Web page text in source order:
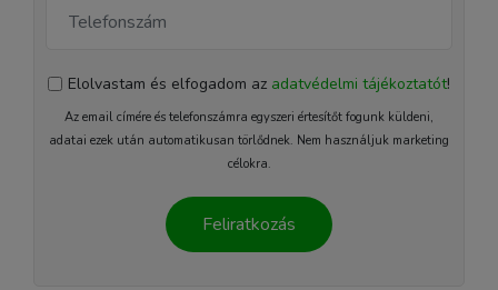
Elolvastam és elfogadom az adatvédelmi tájékoztatót!
Az email címére és telefonszámra egyszeri értesítőt fogunk küldeni,
adatai ezek után automatikusan törlődnek. Nem használjuk marketing
célokra.
Feliratkozás